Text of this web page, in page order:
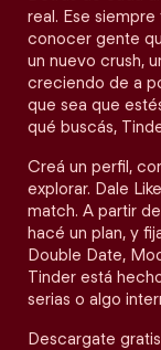
real. Ese
conocer gente
un nuevo crush,
creciendo de a
que sea que
qué buscás,
Creá un perfil,
explorar. Dale
match. A partir
hacé un plan, y
Double Date,
Tinder está
serias o algo
Descargate